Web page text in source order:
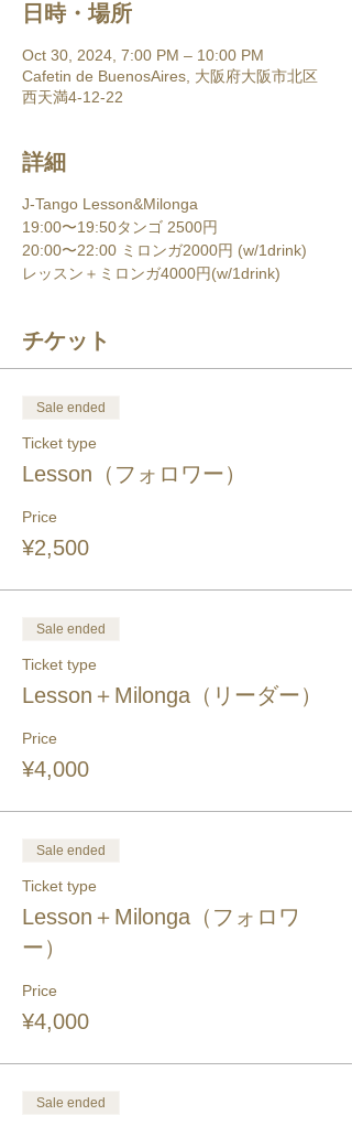
日時・場所
Oct 30, 2024, 7:00 PM – 10:00 PM
Cafetin de BuenosAires, 大阪府大阪市北区
西天満4-12-22
詳細
J-Tango Lesson&Milonga
19:00〜19:50タンゴ 2500円
20:00〜22:00 ミロンガ2000円 (w/1drink)
レッスン＋ミロンガ4000円(w/1drink)
チケット
Sale ended
Ticket type
Lesson（フォロワー）
Price
¥2,500
Sale ended
Ticket type
Lesson＋Milonga（リーダー）
Price
¥4,000
Sale ended
Ticket type
Lesson＋Milonga（フォロワ
ー）
Price
¥4,000
Sale ended